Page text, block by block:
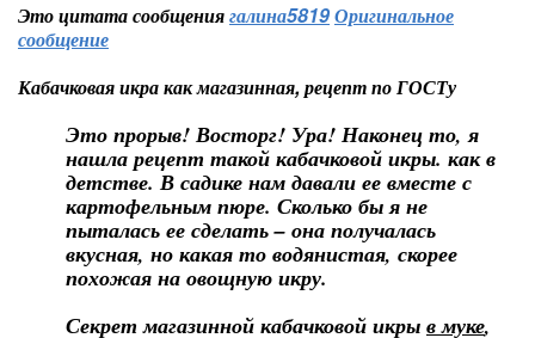
Это цитата сообщениягалина5819Оригинальное
сообщение
Кабачковая икра как магазинная, рецепт по ГОСТу
Это прорыв! Восторг! Ура! Наконец то, я
нашла рецепт такой кабачковой икры. как в
детстве. В садике нам давали ее вместе с
картофельным пюре. Сколько бы я не
пыталась ее сделать – она получалась
вкусная, но какая то водянистая, скорее
похожая на овощную икру.
Секрет магазинной кабачковой икры в муке,